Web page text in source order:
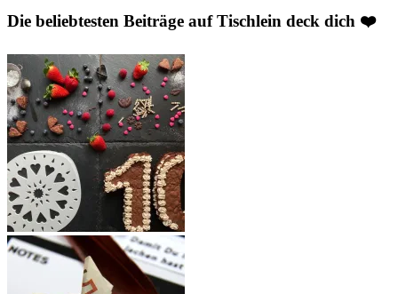
Die beliebtesten Beiträge auf Tischlein deck dich ❤️